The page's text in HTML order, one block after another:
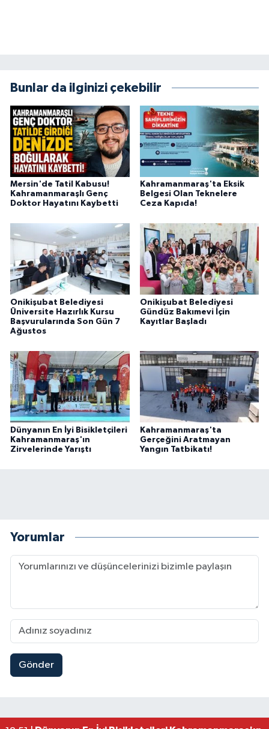
Bunlar da ilginizi çekebilir
Mersin'de Tatil Kabusu!
Kahramanmaraşlı Genç
Doktor Hayatını Kaybetti
Kahramanmaraş'ta Eksik
Belgesi Olan Teknelere
Ceza Kapıda!
Onikişubat Belediyesi
Üniversite Hazırlık Kursu
Başvurularında Son Gün 7
Ağustos
Onikişubat Belediyesi
Gündüz Bakımevi İçin
Kayıtlar Başladı
Dünyanın En İyi Bisikletçileri
Kahramanmaraş'ın
Zirvelerinde Yarıştı
Kahramanmaraş'ta
Gerçeğini Aratmayan
Yangın Tatbikatı!
Yorumlar
Gönder
19:49 |Mersin'de Tatil Kabusu! Kahramanmaraşlı
Politika
YEREL
BÖLGEDEN
BİLİM TEKNOLOJİ
ASAYİŞ
SEÇİM 2015
ÇEVRE
BİLİM VE TEKNOLOJİ
YARIŞMALAR
TANITIM
HABERDE İNSAN